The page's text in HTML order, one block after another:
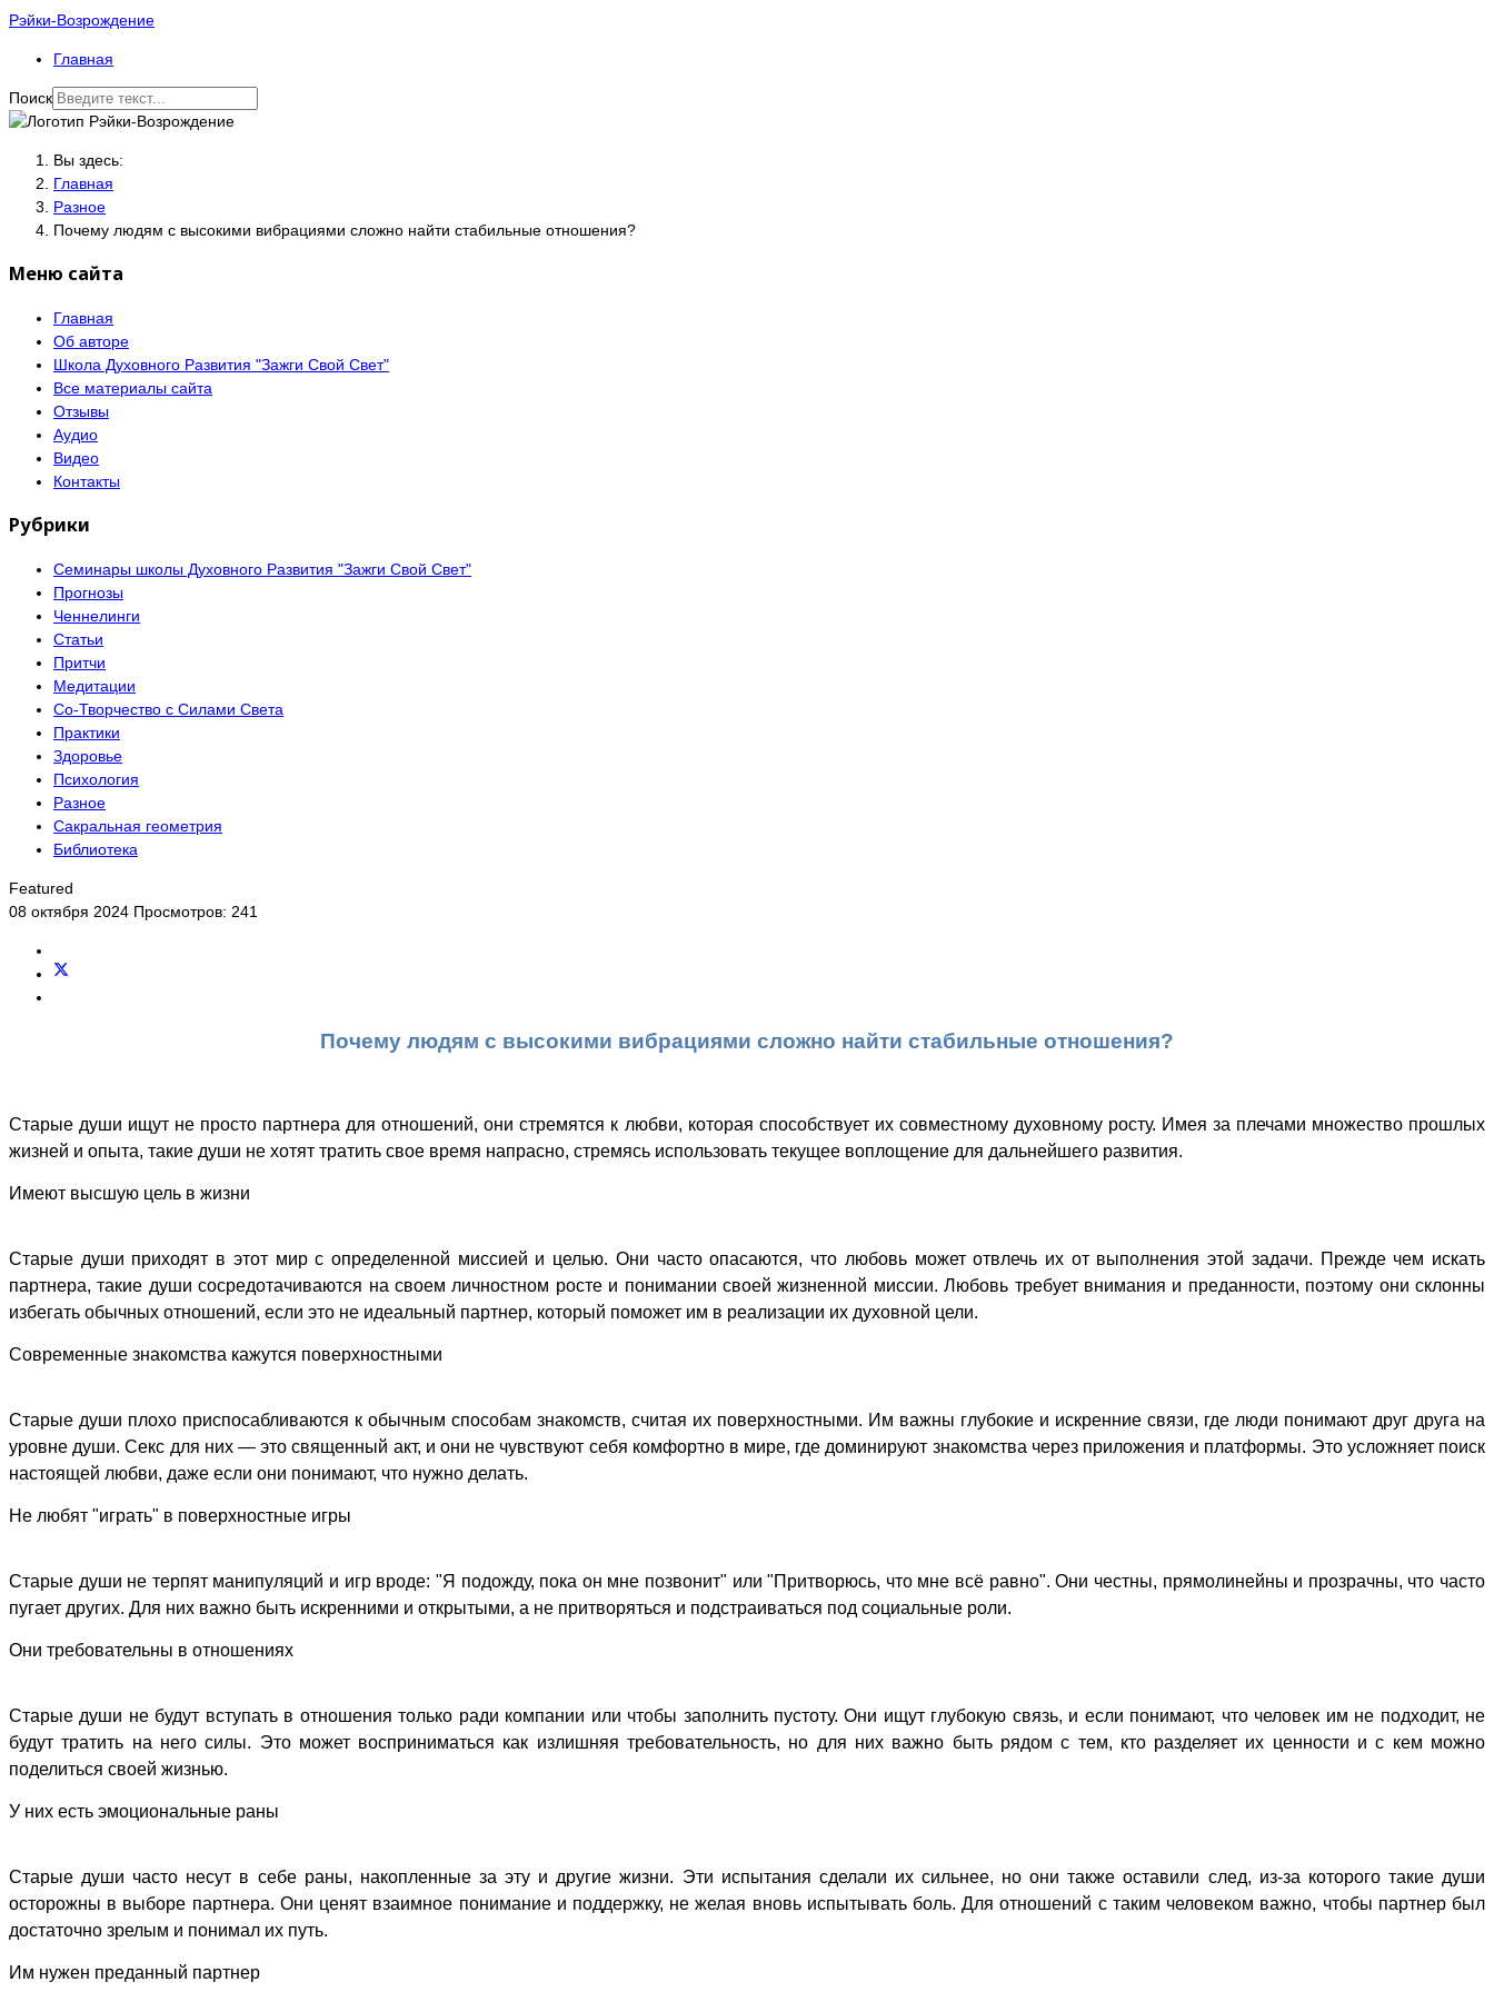
Рэйки-Возрождение
Главная
Поиск
Вы здесь:
Главная
Разное
Почему людям с высокими вибрациями сложно найти стабильные отношения?
Меню сайта
Главная
Об авторе
Школа Духовного Развития "Зажги Свой Свет"
Все материалы сайта
Отзывы
Аудио
Видео
Контакты
Рубрики
Семинары школы Духовного Развития "Зажги Свой Свет"
Прогнозы
Ченнелинги
Статьи
Притчи
Медитации
Со-Творчество с Силами Света
Практики
Здоровье
Психология
Разное
Сакральная геометрия
Библиотека
Featured
08 октября 2024 Просмотров: 241
Почему людям с высокими вибрациями сложно найти стабильные отношения?
Старые души ищут не просто партнера для отношений, они стремятся к любви, которая способствует их совместному духовному росту. Имея за плечами множество прошлых
жизней и опыта, такие души не хотят тратить свое время напрасно, стремясь использовать текущее воплощение для дальнейшего развития.
Имеют высшую цель в жизни
Старые души приходят в этот мир с определенной миссией и целью. Они часто опасаются, что любовь может отвлечь их от выполнения этой задачи. Прежде чем искать
партнера, такие души сосредотачиваются на своем личностном росте и понимании своей жизненной миссии. Любовь требует внимания и преданности, поэтому они склонны
избегать обычных отношений, если это не идеальный партнер, который поможет им в реализации их духовной цели.
Современные знакомства кажутся поверхностными
Старые души плохо приспосабливаются к обычным способам знакомств, считая их поверхностными. Им важны глубокие и искренние связи, где люди понимают друг друга на
уровне души. Секс для них — это священный акт, и они не чувствуют себя комфортно в мире, где доминируют знакомства через приложения и платформы. Это усложняет поиск
настоящей любви, даже если они понимают, что нужно делать.
Не любят "играть" в поверхностные игры
Старые души не терпят манипуляций и игр вроде: "Я подожду, пока он мне позвонит" или "Притворюсь, что мне всё равно". Они честны, прямолинейны и прозрачны, что часто
пугает других. Для них важно быть искренними и открытыми, а не притворяться и подстраиваться под социальные роли.
Они требовательны в отношениях
Старые души не будут вступать в отношения только ради компании или чтобы заполнить пустоту. Они ищут глубокую связь, и если понимают, что человек им не подходит, не
будут тратить на него силы. Это может восприниматься как излишняя требовательность, но для них важно быть рядом с тем, кто разделяет их ценности и с кем можно
поделиться своей жизнью.
У них есть эмоциональные раны
Старые души часто несут в себе раны, накопленные за эту и другие жизни. Эти испытания сделали их сильнее, но они также оставили след, из-за которого такие души
осторожны в выборе партнера. Они ценят взаимное понимание и поддержку, не желая вновь испытывать боль. Для отношений с таким человеком важно, чтобы партнер был
достаточно зрелым и понимал их путь.
Им нужен преданный партнер